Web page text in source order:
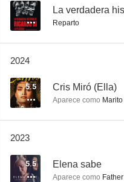
--
-- La verdadera
Reparto
2024
5.5 Cris Miró (Ella)
Aparece como
2023
5.5 Elena sabe
Aparece como